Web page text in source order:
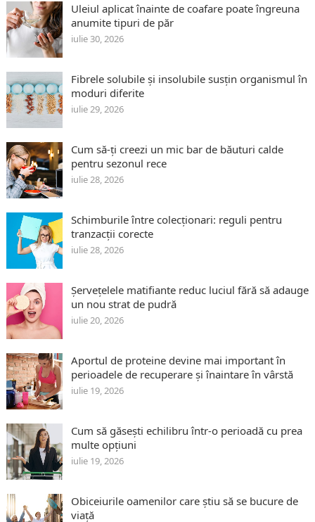
Uleiul aplicat înainte de coafare poate îngreuna
anumite tipuri de păr
iulie 30, 2026
Fibrele solubile și insolubile susțin organismul în
moduri diferite
iulie 29, 2026
Cum să-ți creezi un mic bar de băuturi calde
pentru sezonul rece
iulie 28, 2026
Schimburile între colecționari: reguli pentru
tranzacții corecte
iulie 28, 2026
Șervețelele matifiante reduc luciul fără să adauge
un nou strat de pudră
iulie 20, 2026
Aportul de proteine devine mai important în
perioadele de recuperare și înaintare în vârstă
iulie 19, 2026
Cum să găsești echilibru într-o perioadă cu prea
multe opțiuni
iulie 19, 2026
Obiceiurile oamenilor care știu să se bucure de
viață